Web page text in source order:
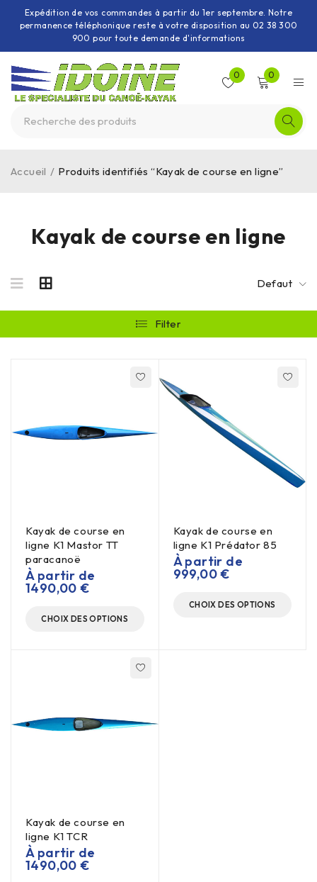
Expédition de vos commandes à partir du 1er septembre. Notre
permanence téléphonique reste à votre disposition au 02 38 300
900 pour toute demande d'informations
0 0
Kayak de course en ligne
Accueil / Produits identifiés “Kayak de course en ligne”
Defaut
Filter
Kayak de course en
ligne K1 Mastor TT
paracanoë
À partir de
1490,00€
CHOIX DES OPTIONS
Kayak de course en
ligne K1 Prédator 85
À partir de
999,00€
CHOIX DES OPTIONS
Kayak de course en
ligne K1 TCR
À partir de
1490,00€